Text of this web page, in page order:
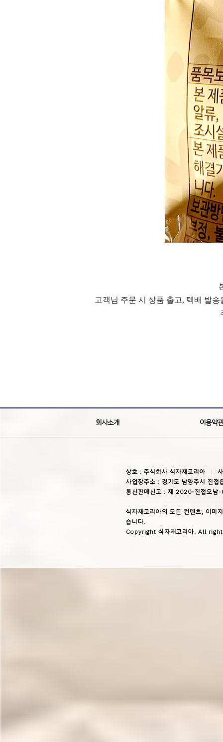
고객님 주문 시 상품 출고, 택배 발
회사소개 이용약
상호 : 주식회사 식자재코리아
사업장주소 : 경기도 남양주시 진
통신판매신고 : 제 2020-진접오남
식자재코리아의 모든 컨텐츠, 이미
습니다.
Copyright 식자재코리아. All